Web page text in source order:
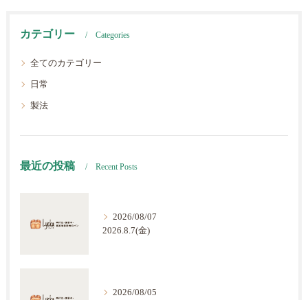
カテゴリー Categories
全てのカテゴリー
日常
製法
最近の投稿 Recent Posts
2026/08/07
2026.8.7(金)
2026/08/05